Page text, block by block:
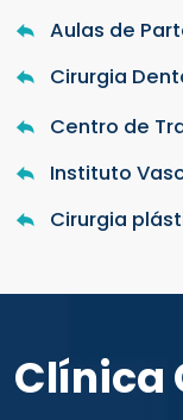
Aulas de
Cirurgia
Centro de
Instituto
Cirurgia
Clínica